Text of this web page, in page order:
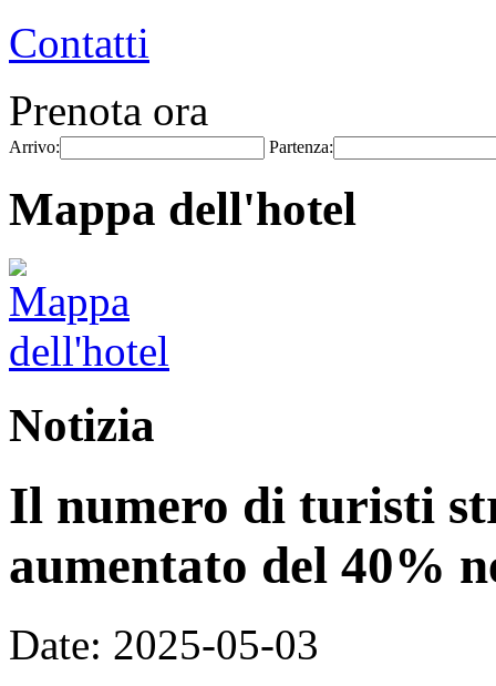
Contatti
Prenota ora
Arrivo: Partenza:
Mappa dell'hotel
Notizia
Il numero di turisti
aumentato del 40%
Date: 2025-05-03